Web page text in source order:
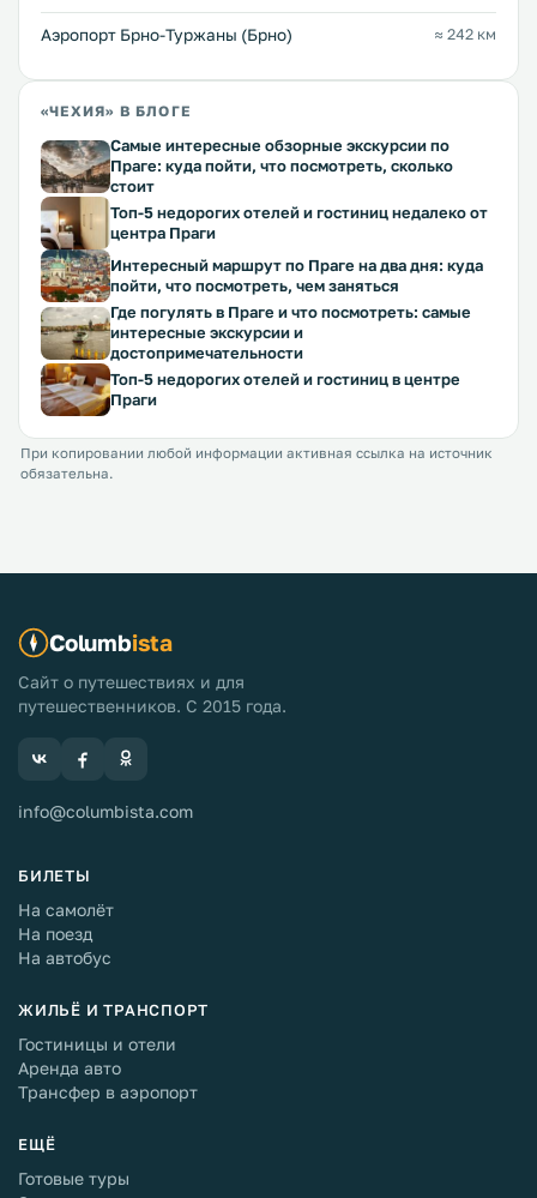
Аэропорт Брно-Туржаны (Брно) ≈ 242 км
«ЧЕХИЯ» В БЛОГЕ
Самые интересные обзорные экскурсии по
Праге: куда пойти, что посмотреть, сколько
стоит
Топ-5 недорогих отелей и гостиниц недалеко от
центра Праги
Интересный маршрут по Праге на два дня: куда
пойти, что посмотреть, чем заняться
Где погулять в Праге и что посмотреть: самые
интересные экскурсии и
достопримечательности
Топ-5 недорогих отелей и гостиниц в центре
Праги
При копировании любой информации активная ссылка на источник
обязательна.
Columbista
Сайт о путешествиях и для
путешественников. С 2015 года.
info@columbista.com
БИЛЕТЫ
На самолёт
На поезд
На автобус
ЖИЛЬЁ И ТРАНСПОРТ
Гостиницы и отели
Аренда авто
Трансфер в аэропорт
ЕЩЁ
Готовые туры